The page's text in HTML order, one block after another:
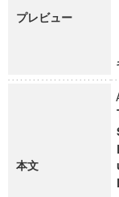
プレビュー
本文